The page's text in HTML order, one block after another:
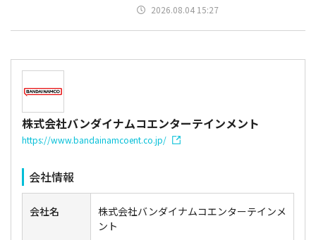
2026.08.04 15:27
株式会社バンダイナムコエンターテインメント
https://www.bandainamcoent.co.jp/
会社情報
会社名
株式会社バンダイナムコエンターテインメ
ント